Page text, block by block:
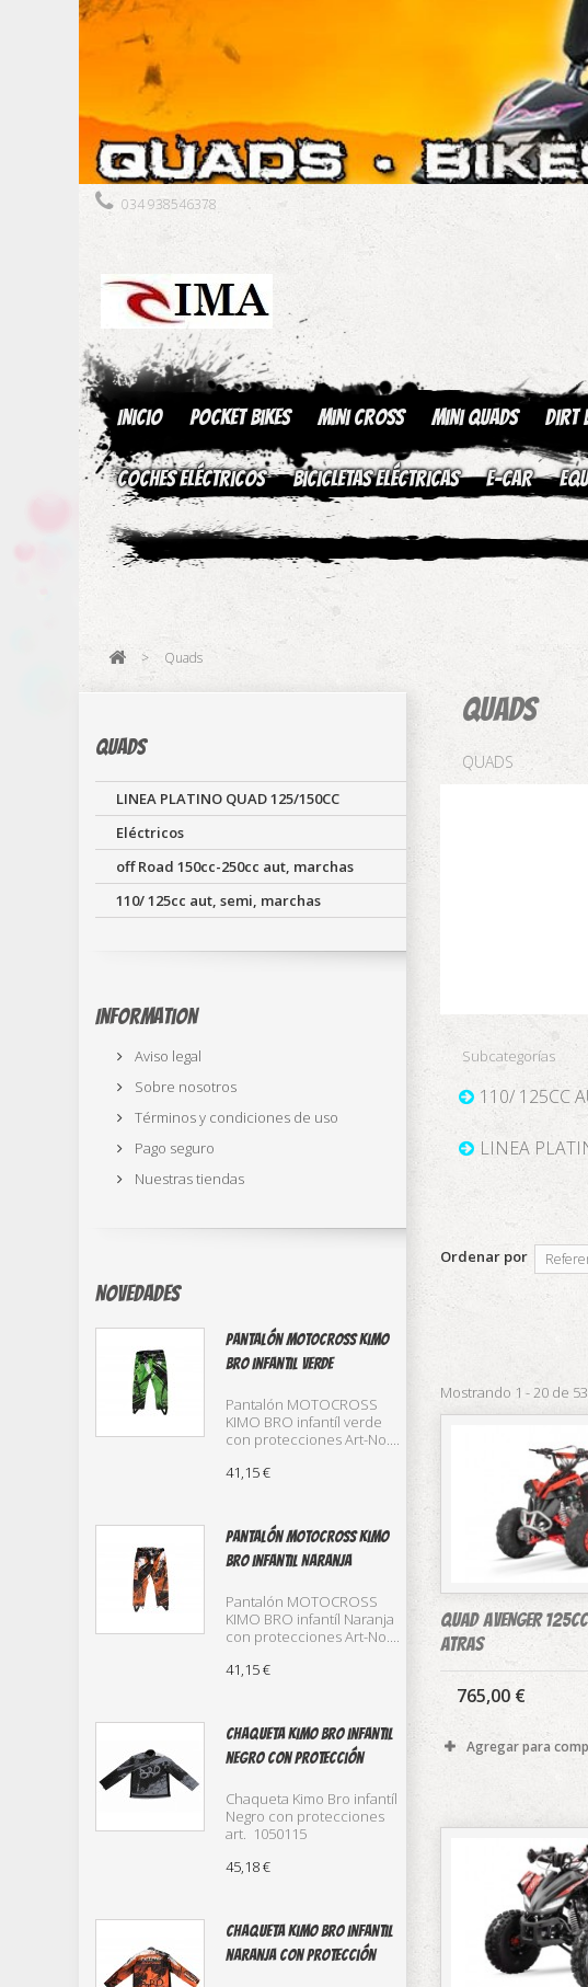
034 938546378
Inicio Pocket Bikes Mini Cross Mini Quads Dirt
Coches Eléctricos Bicicletas Eléctricas E-CAR
> Quads
Quads
LINEA PLATINO QUAD 125/150CC
Eléctricos
off Road 150cc-250cc aut, marchas
110/ 125cc aut, semi, marchas
Information
Aviso legal
Sobre nosotros
Términos y condiciones de uso
Pago seguro
Nuestras tiendas
Novedades
Pantalón Motocross Kimo
Bro infantil verde
Pantalón MOTOCROSS
KIMO BRO infantíl verde
con protecciones Art-No....
41,15 €
Pantalón Motocross Kimo
Bro infantil Naranja
Pantalón MOTOCROSS
KIMO BRO infantíl Naranja
con protecciones Art-No....
41,15 €
Chaqueta Kimo Bro infantil
negro con protección
Chaqueta Kimo Bro infantíl
Negro con protecciones
art. 1050115
45,18 €
Chaqueta Kimo Bro infantil
naranja con protección
Quads
QUADS
Subcategorías
110/ 125CC
LINEA
Ordenar por
Mostrando 1 - 20 de
QUAD AVENGER
ATRAS
765,00 €
Agregar para